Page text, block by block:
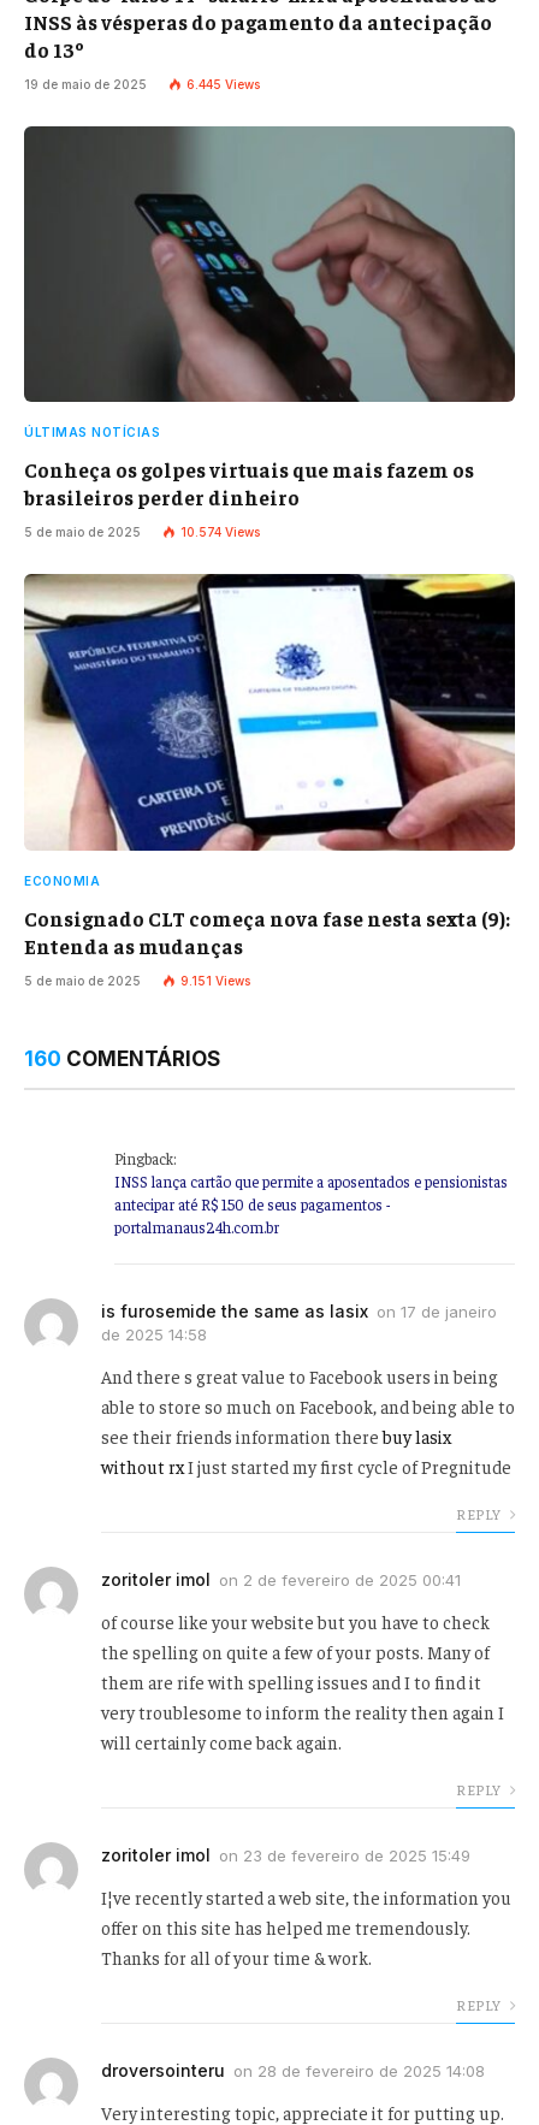
INSS às vésperas do pagamento da antecipação
do 13º
19 de maio de 2025 6.445 Views
ÚLTIMAS NOTÍCIAS
Conheça os golpes virtuais que mais fazem os
brasileiros perder dinheiro
5 de maio de 2025 10.574 Views
ECONOMIA
Consignado CLT começa nova fase nesta sexta (9):
Entenda as mudanças
5 de maio de 2025 9.151 Views
160 COMENTÁRIOS
Pingback:
INSS lança cartão que permite a aposentados e pensionistas
antecipar até R$ 150 de seus pagamentos -
portalmanaus24h.com.br
is furosemide the same as lasix on 17 de janeiro
de 2025 14:58
And there s great value to Facebook users in being
able to store so much on Facebook, and being able to
see their friends information therebuy lasix
without rxI just started my first cycle of Pregnitude
REPLY
zoritoler imol on 2 de fevereiro de 2025 00:41
of course like your website but you have to check
the spelling on quite a few of your posts. Many of
them are rife with spelling issues and I to find it
very troublesome to inform the reality then again I
will certainly come back again.
REPLY
zoritoler imol on 23 de fevereiro de 2025 15:49
I¦ve recently started a web site, the information you
offer on this site has helped me tremendously.
Thanks for all of your time & work.
REPLY
droversointeru on 28 de fevereiro de 2025 14:08
Very interesting topic, appreciate it for putting up.